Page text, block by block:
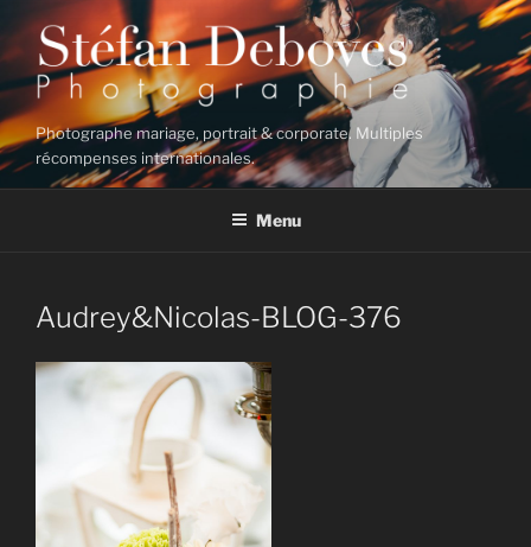
au
contenu
principal
Photographe mariage, portrait & corporate. Multiples
récompenses internationales.
Menu
Audrey&Nicolas-BLOG-376